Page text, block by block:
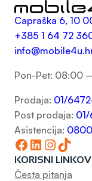
Capraška 6, 10
+385 1 64 72
Pon-Pet: 08:00
Prodaja: 01/
Post prodaja:
Asistencija:
Facebook LinkedIn InstagramTikTok
KORISNI
Česta pitanja